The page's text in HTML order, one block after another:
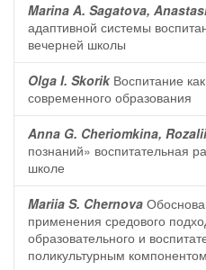
Marina A. Sagatova,
адаптивной системы
вечерней школы
Olga I. Skorik Воспитание
современного образования
Anna G. Cheriomkina,
познаний» воспитательная
школе
Mariia S. Chernova
применения средового
образовательного и
поликультурным компонентом